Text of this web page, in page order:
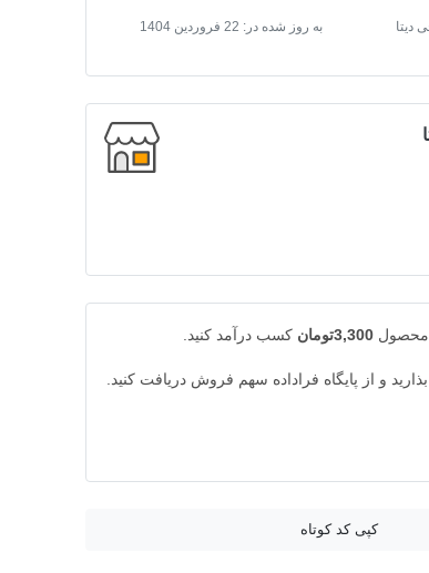
دیتا به روز شده در: 22 فروردین 1404
محصول 3,300تومان کسب درآمد کنید.
و از پایگاه فراداده سهم فروش دریافت کنید.
کپی کد کوتاه